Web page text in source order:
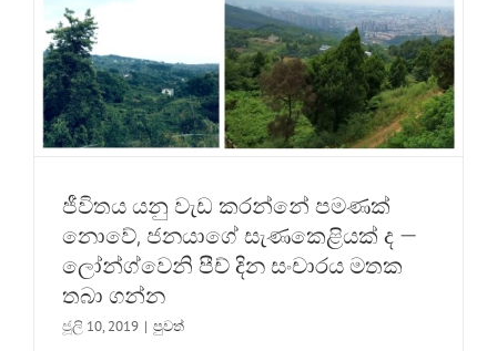
ජීවිතය යනු වැඩ කරන්නේ පමණක්
නොවේ, ජනයාගේ සැණකෙළියක් ද —
ලෝන්ග්වෙනි පීච් දින සංචාරය මතක
තබා ගන්න
ජූලි 10, 2019 | පුවත්